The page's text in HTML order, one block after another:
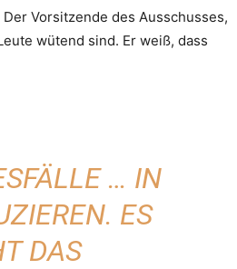
Vorsitzende des Ausschusses,
wütend sind. Er weiß, dass
… IN
ES V
G